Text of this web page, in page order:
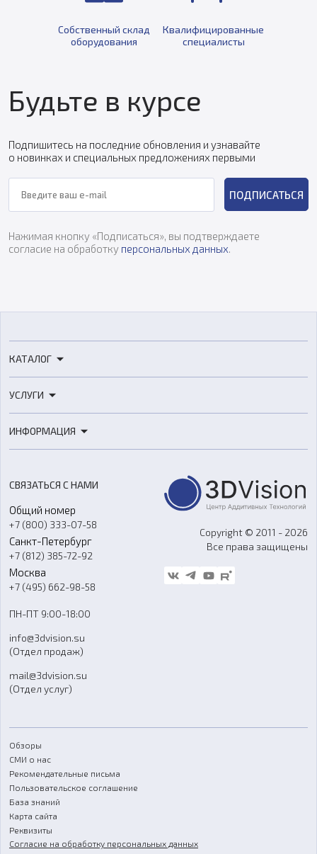
Собственный склад
оборудования
Квалифицированные
специалисты
Будьте в курсе
Подпишитесь на последние обновления и узнавайте
о новинках и специальных предложениях первыми
ПОДПИСАТЬСЯ
Нажимая кнопку «Подписаться», вы подтверждаете
согласие на обработку персональных данных.
КАТАЛОГ
3D-сканеры
Расходные материалы
Оборудование и материалы для вакуумного литья
Аксессуары и прочее оборудование
Программное обеспечение
УСЛУГИ
3D-моделирование
Ремонт и услуги
ИНФОРМАЦИЯ
О компании
Контакты
Гос. закупки
Стать дилером
Блог
FAQ
СВЯЗАТЬСЯ С НАМИ
Общий номер
+7 (800) 333-07-58
Санкт-Петербург
+7 (812) 385-72-92
Москва
+7 (495) 662-98-58
ПН-ПТ 9:00-18:00
info@3dvision.su
(Отдел продаж)
mail@3dvision.su
(Отдел услуг)
Copyright © 2011 - 2026
Все права защищены
Обзоры
СМИ о нас
Рекомендательные письма
Пользовательское соглашение
База знаний
Карта сайта
Реквизиты
Согласие на обработку персональных данных